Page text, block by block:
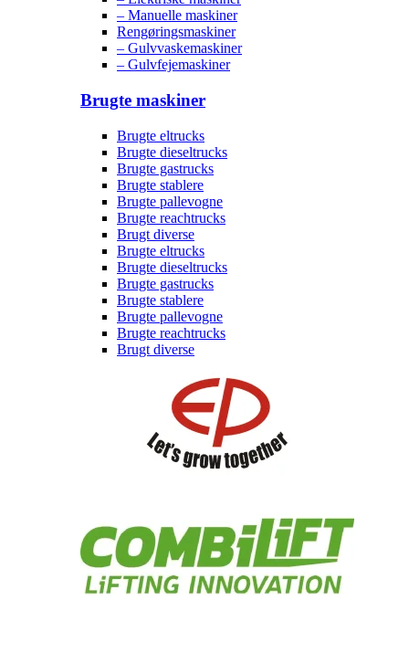
– Manuelle maskiner
Rengøringsmaskiner
– Gulvvaskemaskiner
– Gulvfejemaskiner
Brugte maskiner
Brugte eltrucks
Brugte dieseltrucks
Brugte gastrucks
Brugte stablere
Brugte pallevogne
Brugte reachtrucks
Brugt diverse
Brugte eltrucks
Brugte dieseltrucks
Brugte gastrucks
Brugte stablere
Brugte pallevogne
Brugte reachtrucks
Brugt diverse